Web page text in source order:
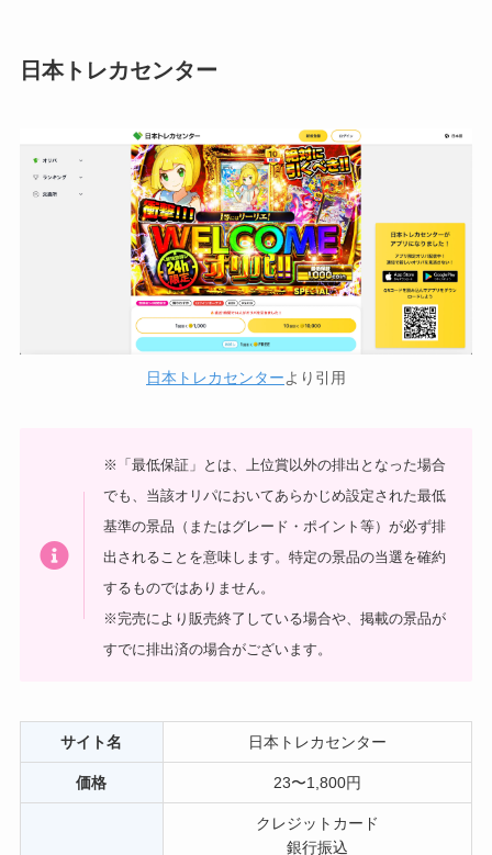
日本トレカセンター
日本トレカセンターより引用
※「最低保証」とは、上位賞以外の排出となった場合
でも、当該オリパにおいてあらかじめ設定された最低
基準の景品（またはグレード・ポイント等）が必ず排
出されることを意味します。特定の景品の当選を確約
するものではありません。
※完売により販売終了している場合や、掲載の景品が
すでに排出済の場合がございます。
サイト名 日本トレカセンター
価格 23〜1,800円
クレジットカード
銀行振込